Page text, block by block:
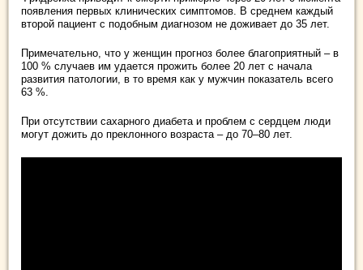
появления первых клинических симптомов. В среднем каждый
второй пациент с подобным диагнозом не доживает до 35 лет.
Примечательно, что у женщин прогноз более благоприятный – в
100 % случаев им удается прожить более 20 лет с начала
развития патологии, в то время как у мужчин показатель всего
63 %.
При отсутствии сахарного диабета и проблем с сердцем люди
могут дожить до преклонного возраста – до 70–80 лет.